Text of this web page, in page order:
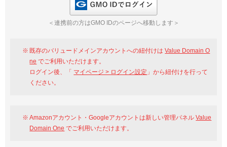
※AmazonはValue Domain Oneのログイン画面へ遷移します
GMO ID
＜連携前の方はGMO IDのページへ移動します＞
既存のバリュードメインアカウントへの紐付けはValue Domain O
ne でご利用いただけます。
ログイン後、「 マイページ > ログイン設定 」から紐付けを行って
ください。
Amazonアカウント・Googleアカウントは新しい管理パネルValue
Domain One でご利用いただけます。